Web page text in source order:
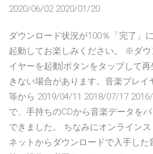
2020/06/02 2020/01/20
ダウンロード状況が100％「完了」
起動してお楽しみください。 ※ダウ
イヤーを起動]ボタンをタップして
きない場合があります。音楽プレイ
等から 2019/04/11 2018/07/17
で、手持ちのCDから音楽データを
できました。 ちなみにオンラインス
ネットからダウンロードで入手した